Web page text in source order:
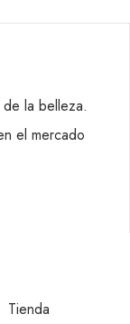
la belleza.
el mercado
Tienda